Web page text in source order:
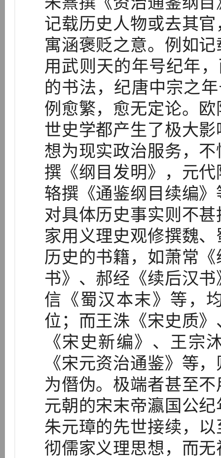
记载历史人物或去其
寓涵褒贬之意。例如
用武则天的年号纪年
的书法，纪唐中宗之
例愈繁，愈无定论。
世史学都产生了极大
想为现实政治服务，
撰《纲目发明》，元
辂撰《通鉴纲目续编
对具体历史事实则不
家用义理史观修撰魏
历史的书籍，如萧常
书》、郝经《续后汉
信《蜀汉本末》等，
位；而王洙《宋史质
《宋史新编》、王宗
《宋元资治通鉴》等
为僭伪。极端者甚至
元朝的宋末帝瀛国公
朱元璋的先世接续，
彻儒家义理思想，而